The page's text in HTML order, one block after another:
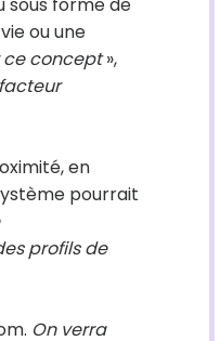
ou une
ce concept»,
en
pourrait
profils de
On verra